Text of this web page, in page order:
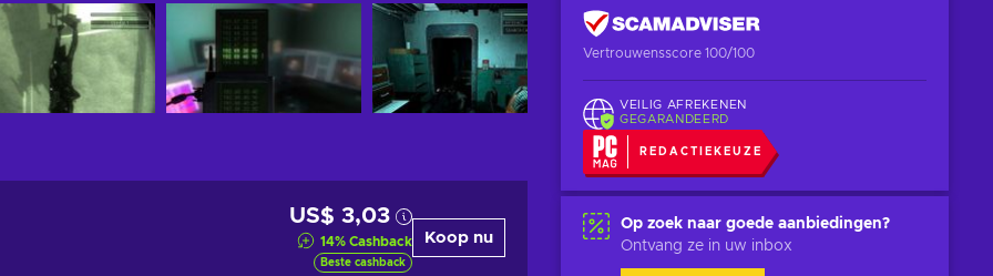
Vertrouwensscore 100/100
VEILIG AFREKENEN
GEGARANDEERD
REDACTIEKEUZE
Op zoek naar goede aanbiedingen?
Ontvang ze in uw inbox
US$ 3,03
14% Cashback
Beste cashback
Koop nu